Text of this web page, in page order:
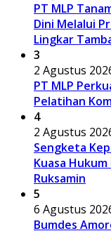
PT MLP
Dini Melalui
Lingkar
3
2 Agustus
PT MLP
Pelatihan
4
2 Agustus
Sengketa
Kuasa
Ruksamin
5
6 Agustus
Bumdes